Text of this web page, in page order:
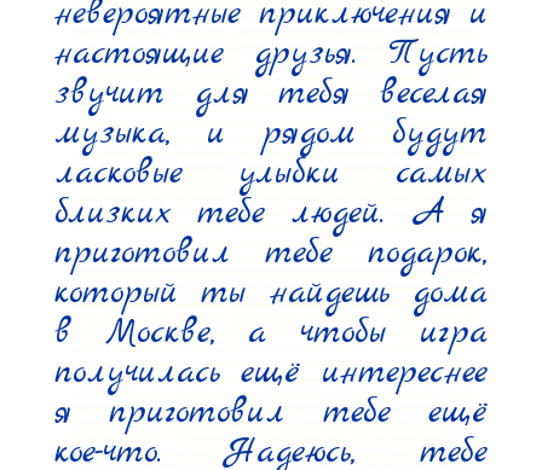
невероятные приключения и
настоящие друзья. Пусть
звучит для тебя веселая
музыка, и рядом будут
ласковые улыбки самых
близких тебе людей. А я
приготовил тебе подарок,
который ты найдешь дома
в Москве, а чтобы игра
получилась ещё интереснее
я приготовил тебе ещё
кое-что. Надеюсь, тебе